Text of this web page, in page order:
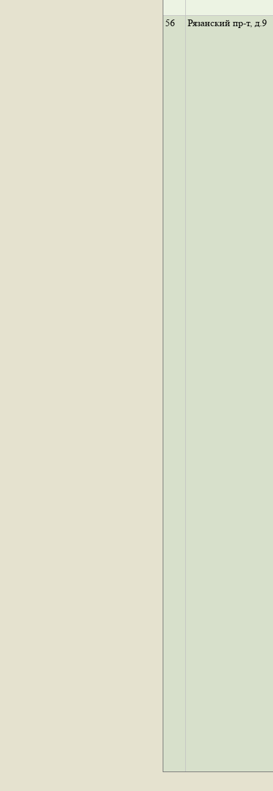
56 Рязанский пр-т, д.9